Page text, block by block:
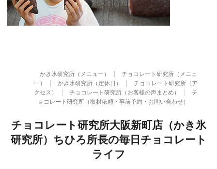
かき氷研究所（メニュー）
チョコレート研究所（メニュ
ー）
かき氷研究所（定休日）
チョコレート研究所（ア
クセス）
チョコレート研究所（お客様の声まとめ）
チ
ョコレート研究所（取材依頼・事前予約・お問い合わせ）
チョコレート研究所大阪新町店（かき氷
研究所）ちひろ所長の毎日チョコレート
ライフ